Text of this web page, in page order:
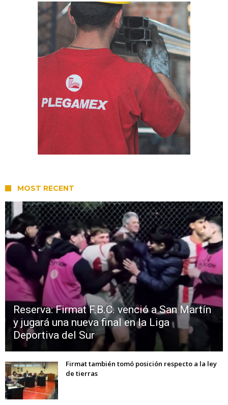
MOST RECENT
Reserva: Firmat F.B.C. venció a San Martín
y jugará una nueva final en la Liga
Deportiva del Sur
Firmat también tomó posición respecto a la ley
de tierras